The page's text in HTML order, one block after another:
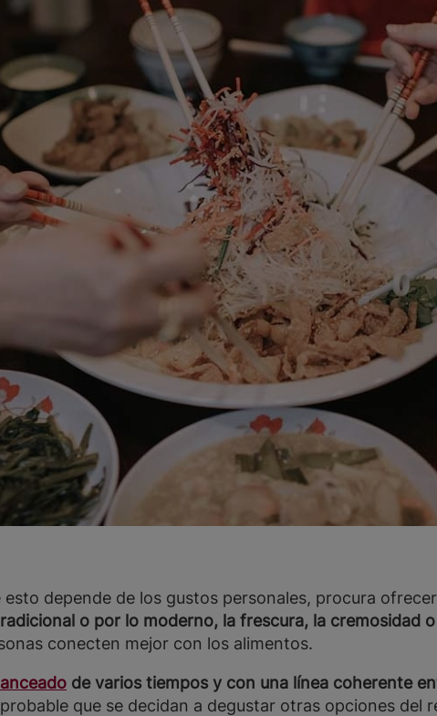
depende de los gustos personales, procura
o por lo moderno, la frescura, la cremosidad
conecten mejor con los alimentos.
de varios tiempos y con una línea coherente
que se decidan a degustar otras opciones del